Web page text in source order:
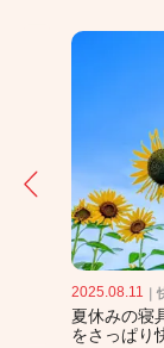
2025.08.11 ｜
夏休みの寝
をさっぱり